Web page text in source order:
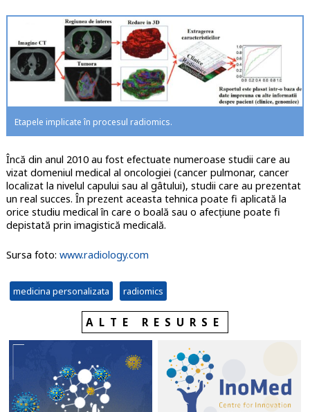
Etapele implicate în procesul radiomics.
Încă din anul 2010 au fost efectuate numeroase studii care au
vizat domeniul medical al oncologiei (cancer pulmonar, cancer
localizat la nivelul capului sau al gâtului), studii care au prezentat
un real succes. În prezent aceasta tehnica poate fi aplicată la
orice studiu medical în care o boală sau o afecțiune poate fi
depistată prin imagistică medicală.
Sursa foto: www.radiology.com
medicina personalizata radiomics
ALTE RESURSE